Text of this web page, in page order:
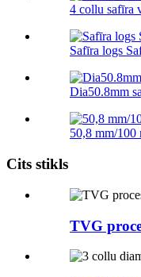
4 collu safīra
Safīra logs
Dia50.8mm
50,8 mm/
Cits stikls
TVG